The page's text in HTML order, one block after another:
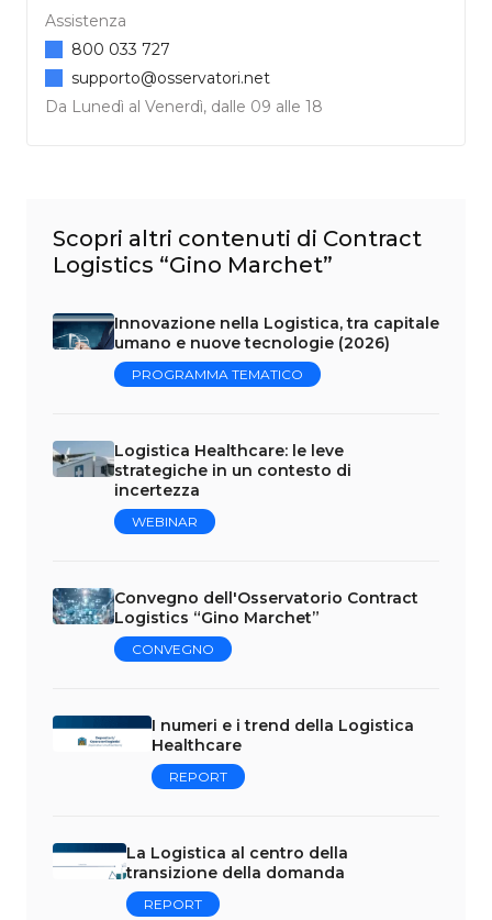
Assistenza
Da Lunedì al Venerdì, dalle 09 alle 18
800 033 727
supporto@osservatori.net
Scopri altri contenuti di Contract
Logistics “Gino Marchet”
Innovazione nella Logistica, tra capitale
umano e nuove tecnologie (2026)
PROGRAMMA TEMATICO
Logistica Healthcare: le leve
strategiche in un contesto di
incertezza
WEBINAR
Convegno dell'Osservatorio Contract
Logistics “Gino Marchet”
CONVEGNO
I numeri e i trend della Logistica
Healthcare
REPORT
La Logistica al centro della
transizione della domanda
REPORT